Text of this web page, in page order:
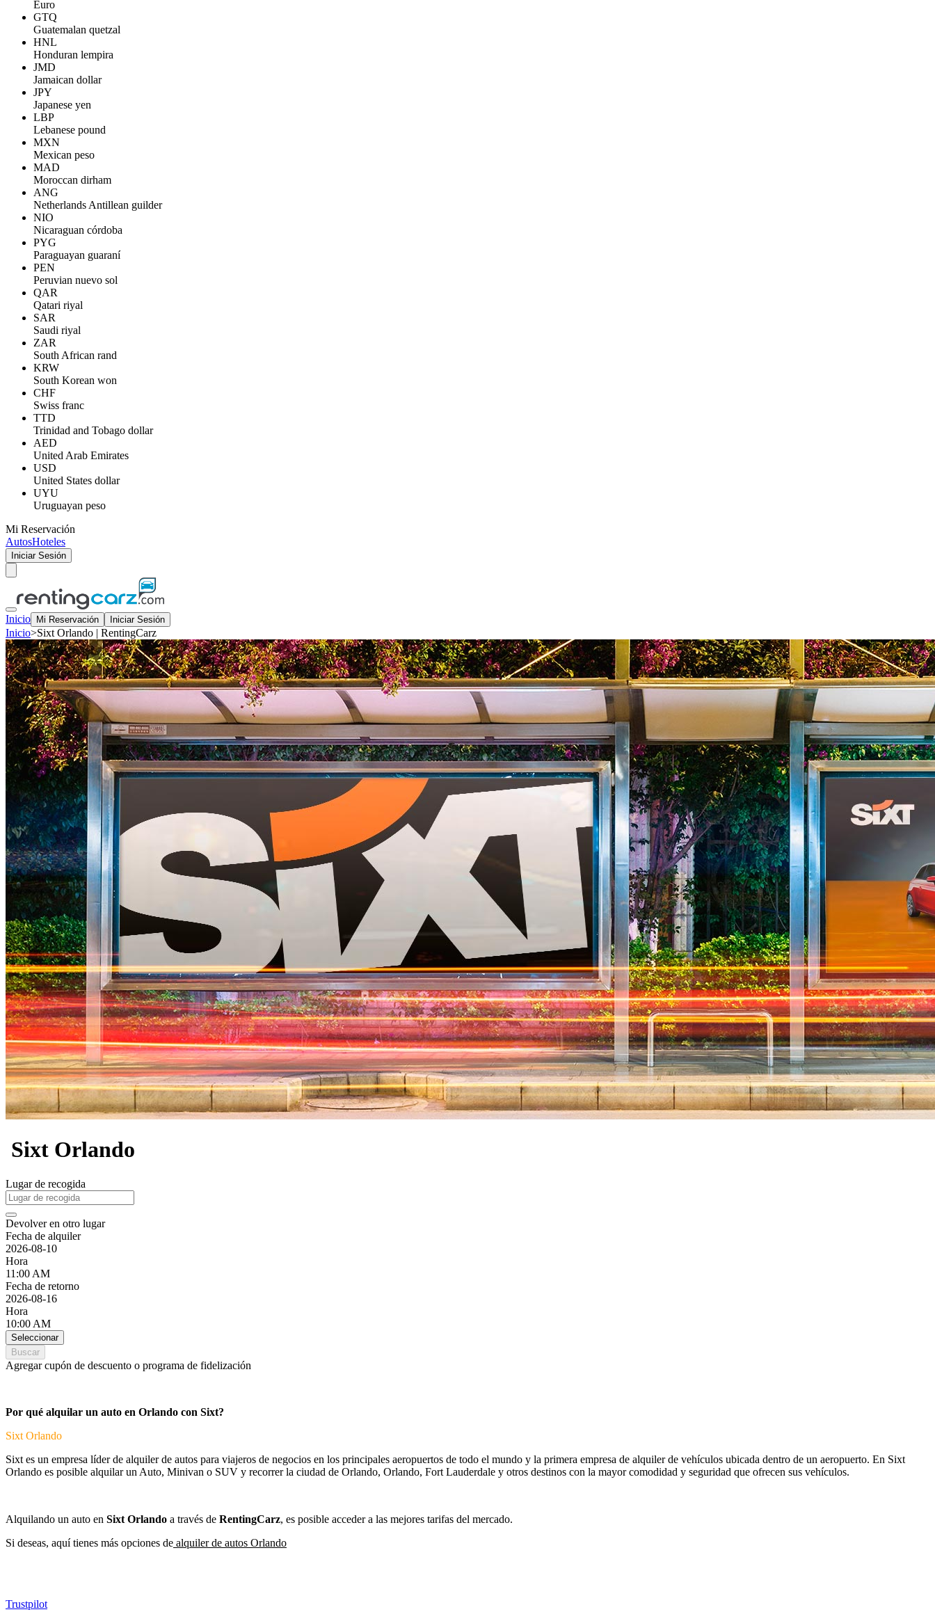
Euro
GTQ
Guatemalan quetzal
HNL
Honduran lempira
JMD
Jamaican dollar
JPY
Japanese yen
LBP
Lebanese pound
MXN
Mexican peso
MAD
Moroccan dirham
ANG
Netherlands Antillean guilder
NIO
Nicaraguan córdoba
PYG
Paraguayan guaraní
PEN
Peruvian nuevo sol
QAR
Qatari riyal
SAR
Saudi riyal
ZAR
South African rand
KRW
South Korean won
CHF
Swiss franc
TTD
Trinidad and Tobago dollar
AED
United Arab Emirates
USD
United States dollar
UYU
Uruguayan peso
Mi Reservación
AutosHoteles
Iniciar Sesión
Inicio Mi Reservación Iniciar Sesión
Inicio>Sixt Orlando | RentingCarz
Sixt Orlando
Lugar de recogida
Devolver en otro lugar
Fecha de alquiler
2026-08-10
Hora
11:00 AM
Fecha de retorno
2026-08-16
Hora
10:00 AM
Seleccionar
Buscar
Agregar cupón de descuento o programa de fidelización
Por qué alquilar un auto en Orlando con Sixt?
Sixt Orlando
Sixt es un empresa líder de alquiler de autos para viajeros de negocios en los principales aeropuertos de todo el mundo y la primera empresa de alquiler de vehículos ubicada dentro de un aeropuerto. En Sixt
Orlando es posible alquilar un Auto, Minivan o SUV y recorrer la ciudad de Orlando, Orlando, Fort Lauderdale y otros destinos con la mayor comodidad y seguridad que ofrecen sus vehículos.
Alquilando un auto en Sixt Orlando a través de RentingCarz, es posible acceder a las mejores tarifas del mercado.
Si deseas, aquí tienes más opciones de alquiler de autos Orlando
Trustpilot